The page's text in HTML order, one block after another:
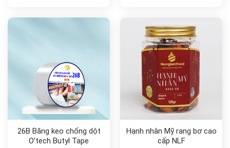
26B Băng keo chống dột
O’tech Butyl Tape
Hạnh nhân Mỹ rang bơ cao
cấp NLF